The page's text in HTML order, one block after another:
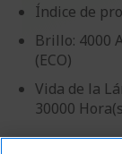
Índice de
Brillo: 4000
(ECO)
Vida de la
30000